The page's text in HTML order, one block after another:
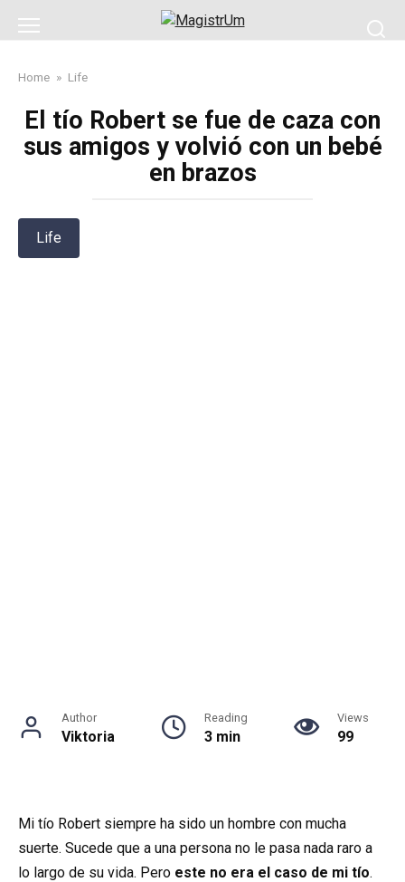
Home » Life
El tío Robert se fue de caza con
sus amigos y volvió con un bebé
en brazos
Life
Author
Viktoria
Reading
3 min
Views
99
Mi tío Robert siempre ha sido un hombre con mucha
suerte. Sucede que a una persona no le pasa nada raro a
lo largo de su vida. Pero este no era el caso de mi tío.